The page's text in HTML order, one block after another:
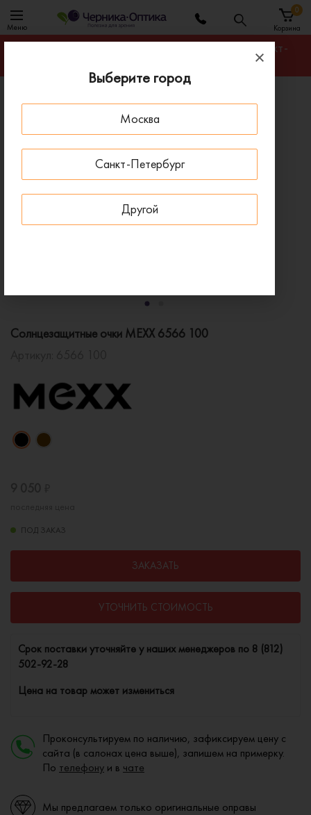
Выберите город
Москва
Санкт-Петербург
Другой
Меню Корзина
0
Гарантируем лучшую цену на любую оправу в Санкт-
Главная
Солнцезащитные очки
Солнцезащитные очки MEXX 6566 100
Солнцезащитные очки MEXX 6566 100
ПОД ЗАКАЗ
ЗАКАЗАТЬ
УТОЧНИТЬ СТОИМОСТЬ
Cрок поставки уточняйте у наших менеджеров по 8 (812)
502-92-28
Цена на товар может измениться
Проконсультируем по наличию, зафиксируем цену с
сайта (в салонах цена выше), запишем на примерку.
По телефону и в чате
Мы предлагаем только оригинальные оправы
ПОД ЗАКАЗ